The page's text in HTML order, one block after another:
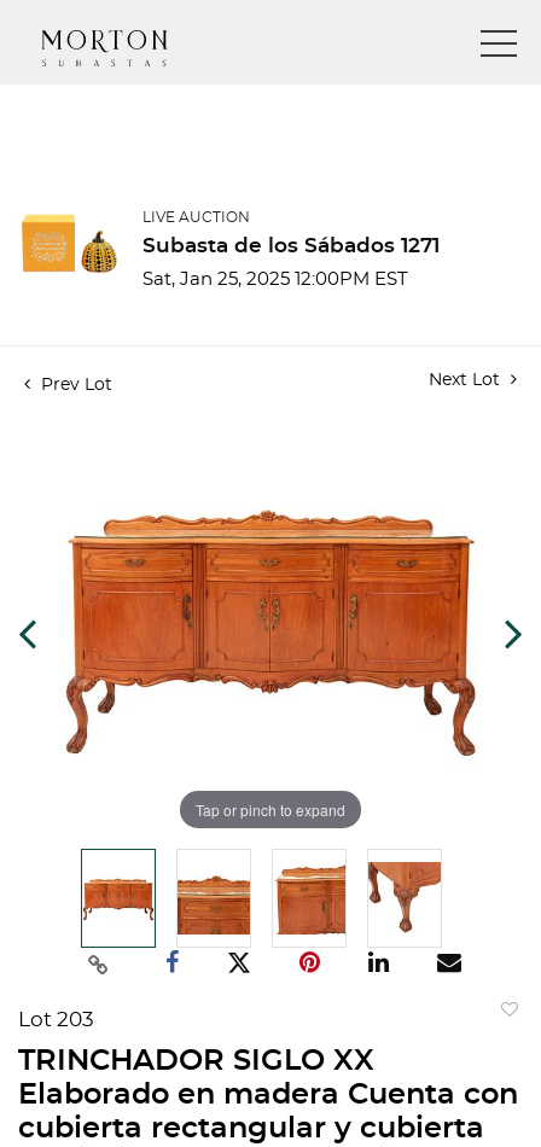
LIVE AUCTION
Subasta de los Sábados 1271
Sat, Jan 25, 2025 12:00PM EST
Prev Lot Next Lot
Tap or pinch to expand
Lot 203
TRINCHADOR SIGLO XX
Elaborado en madera Cuenta con
cubierta rectangular y cubierta